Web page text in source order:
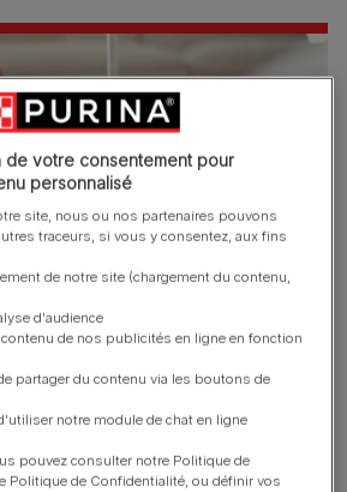
meilleure solution pour que les
à se connaître et à trouver leurs
moment de l’adoption (entre 8 et
leur territoire. Ensuite, tout
de votre consentement pour
personnalisé
site, nous ou nos partenaires pouvons
traceurs, si vous y consentez, aux fins
de notre site (chargement du contenu,
d'audience
de nos publicités en ligne en fonction
partager du contenu via les boutons de
notre module de chat en ligne
pouvez consulter notre Politique de
Politique de Confidentialité, ou définir vos